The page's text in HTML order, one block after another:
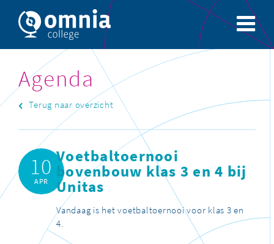
Agenda
Terug naar overzicht
10
APR
Voetbaltoernooi
bovenbouw klas 3 en 4 bij
Unitas
Vandaag is het voetbaltoernooi voor klas 3 en
4.